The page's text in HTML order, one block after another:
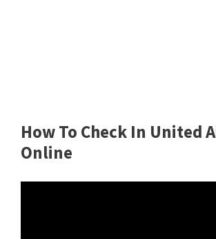
How To Check In United
Online